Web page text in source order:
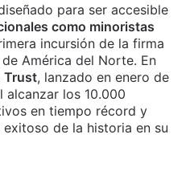
para ser accesible
como minoristas
incursión de la firma
América del Norte. En
Trust, lanzado en enero de
los 10.000
en tiempo récord y
de la historia en su